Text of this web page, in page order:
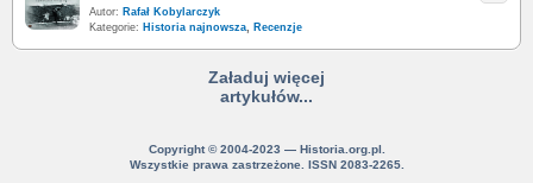
Autor: Rafał Kobylarczyk
Kategorie: Historia najnowsza, Recenzje
Załaduj więcej
artykułów...
Copyright © 2004-2023 — Historia.org.pl.
Wszystkie prawa zastrzeżone. ISSN 2083-2265.